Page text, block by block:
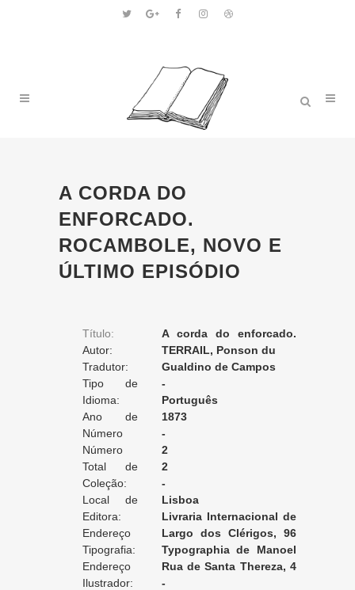
A CORDA DO
ENFORCADO.
ROCAMBOLE, NOVO E
ÚLTIMO EPISÓDIO
Título:
A corda do enforcado.
Rocambole, novo e último
episódio
Autor:
TERRAIL, Ponson du
Tradutor:
Gualdino de Campos
Tipo de
Tradução:
-
Idioma:
Português
Ano de
Edição:
1873
Número
da Edição:
-
Número
do Volume:
2
Total de
Volumes:
2
Coleção:
-
Local de
Edição:
Lisboa
Editora:
Livraria Internacional de
Ernesto Chardron e Eugenio
Chardron
Endereço
da Editora:
Largo dos Clérigos, 96
(Porto)/Largo de S.
Francisco, 4 (Lisboa)
Tipografia:
Typographia de Manoel
José Pereira
Endereço
da Tipografia:
Rua de Santa Thereza, 4
Ilustrador:
-